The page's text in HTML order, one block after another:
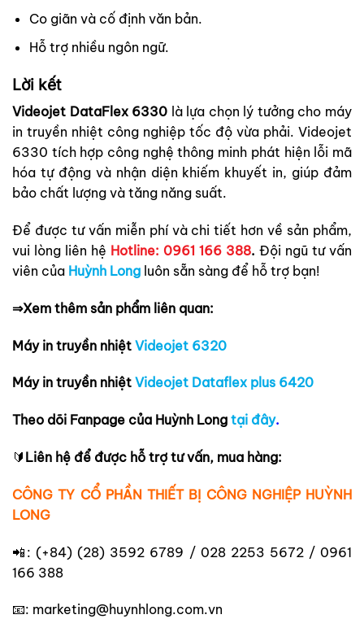
Co giãn và cố định văn bản.
Hỗ trợ nhiều ngôn ngữ.
Lời kết
Videojet DataFlex 6330 là lựa chọn lý tưởng cho máy
in truyền nhiệt công nghiệp tốc độ vừa phải. Videojet
6330 tích hợp công nghệ thông minh phát hiện lỗi mã
hóa tự động và nhận diện khiếm khuyết in, giúp đảm
bảo chất lượng và tăng năng suất.
Để được tư vấn miễn phí và chi tiết hơn về sản phẩm,
vui lòng liên hệ Hotline: 0961 166 388. Đội ngũ tư vấn
viên của Huỳnh Long luôn sẵn sàng để hỗ trợ bạn!
⇒Xem thêm sản phẩm liên quan:
Máy in truyền nhiệt Videojet 6320
Máy in truyền nhiệt Videojet Dataflex plus 6420
Theo dõi Fanpage của Huỳnh Long tại đây.
🔰 Liên hệ để được hỗ trợ tư vấn, mua hàng:
CÔNG TY CỔ PHẦN THIẾT BỊ CÔNG NGHIỆP HUỲNH
LONG
📲: (+84) (28) 3592 6789 / 028 2253 5672 / 0961
166 388
📧: marketing@huynhlong.com.vn